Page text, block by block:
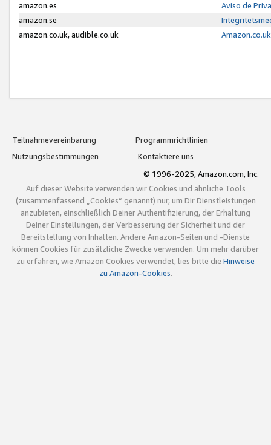
amazon.es
Aviso de
amazon.se
amazon.co.uk, audible.co.uk
Teilnahmevereinbarung
Programmrichtlinien
Nutzungsbestimmungen
Kontaktiere uns
© 1996-2025, Amazon.com, Inc.
Auf dieser Website verwenden wir Cookies und ähnliche Tools
(zusammenfassend „Cookies“ genannt) nur, um Dir Dienstleistungen
anzubieten, einschließlich Deiner Authentifizierung, der Erhaltung
Deiner Einstellungen, der Verbesserung der Sicherheit und der
Bereitstellung von Inhalten. Andere Amazon-Seiten und -Dienste
können Cookies für zusätzliche Zwecke verwenden. Um mehr darüber
zu erfahren, wie Amazon Cookies verwendet, lies bitte die Hinweise
zu Amazon-Cookies.